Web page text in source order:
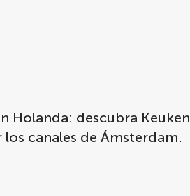
Holanda: descubra
canales de Ámsterdam.